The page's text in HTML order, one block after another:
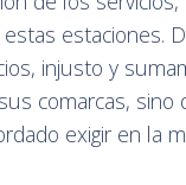
estaciones.
injusto y
comarcas, sino
exigir en la